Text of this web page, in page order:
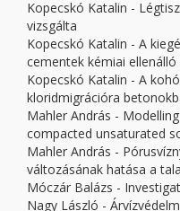
Kopecskó Katalin -
vizsgálta
Kopecskó Katalin - A
cementek kémiai ellenálló
Kopecskó Katalin - A
kloridmigrációra
Mahler András -
compacted unsaturated
Mahler András -
változásának hatása a
Móczár Balázs -
Nagy László -